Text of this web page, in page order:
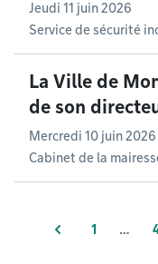
Jeudi 11 juin 2026
Service de sécurité
La Ville de
de son
Mercredi 10 juin 2026
Cabinet de la
Page
1 …